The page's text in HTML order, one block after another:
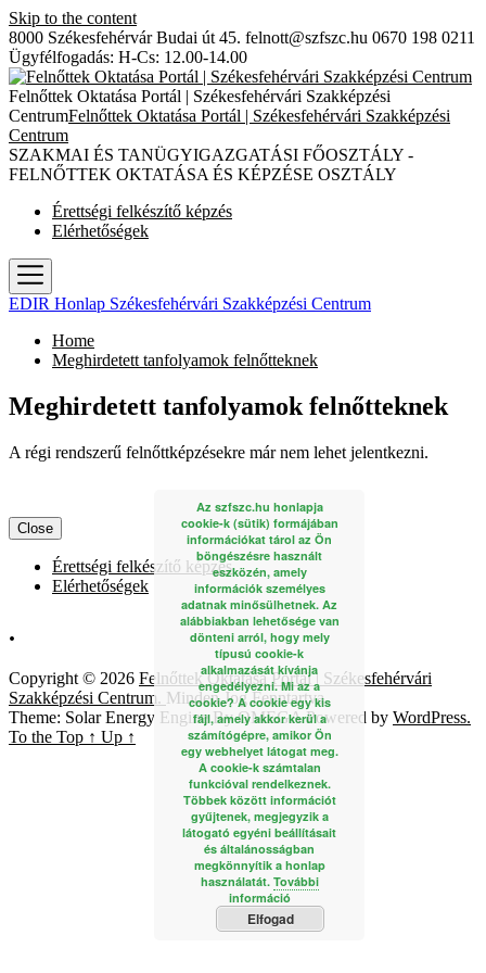
Skip to the content
8000 Székesfehérvár Budai út 45. felnott@szfszc.hu 0670 198 0211
Ügyfélfogadás: H-Cs: 12.00-14.00
Felnőttek Oktatása Portál | Székesfehérvári Szakképzési
CentrumFelnőttek Oktatása Portál | Székesfehérvári Szakképzési
Centrum
SZAKMAI ÉS TANÜGYIGAZGATÁSI FŐOSZTÁLY -
FELNŐTTEK OKTATÁSA ÉS KÉPZÉSE OSZTÁLY
Érettségi felkészítő képzés
Elérhetőségek
EDIR Honlap Székesfehérvári Szakképzési Centrum
Home
Meghirdetett tanfolyamok felnőtteknek
Meghirdetett tanfolyamok felnőtteknek
A régi rendszerű felnőttképzésekre már nem lehet jelentkezni.
Close
Érettségi felkészítő képzés
Elérhetőségek
.
Copyright © 2026 Felnőttek Oktatása Portál | Székesfehérvári
Szakképzési Centrum. Minden Jog Fenntartva
Theme: Solar Energy Engine ByOMEGAPowered by WordPress.
To the Top ↑ Up ↑
Az szfszc.hu honlapja
cookie-k (sütik) formájában
információkat tárol az Ön
böngészésre használt
eszközén, amely
információk személyes
adatnak minősülhetnek. Az
alábbiakban lehetősége van
dönteni arról, hogy mely
típusú cookie-k
alkalmazását kívánja
engedélyezni. Mi az a
cookie? A cookie egy kis
fájl, amely akkor kerül a
számítógépre, amikor Ön
egy webhelyet látogat meg.
A cookie-k számtalan
funkcióval rendelkeznek.
Többek között információt
gyűjtenek, megjegyzik a
látogató egyéni beállításait
és általánosságban
megkönnyítik a honlap
használatát. További
információ
Elfogad